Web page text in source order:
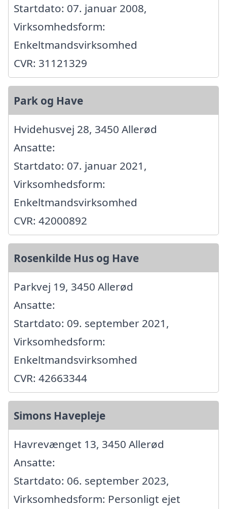
Startdato: 07. januar 2008,
Virksomhedsform:
Enkeltmandsvirksomhed
CVR: 31121329
Park og Have
Hvidehusvej 28, 3450 Allerød
Ansatte:
Startdato: 07. januar 2021,
Virksomhedsform:
Enkeltmandsvirksomhed
CVR: 42000892
Rosenkilde Hus og Have
Parkvej 19, 3450 Allerød
Ansatte:
Startdato: 09. september 2021,
Virksomhedsform:
Enkeltmandsvirksomhed
CVR: 42663344
Simons Havepleje
Havrevænget 13, 3450 Allerød
Ansatte:
Startdato: 06. september 2023,
Virksomhedsform: Personligt ejet